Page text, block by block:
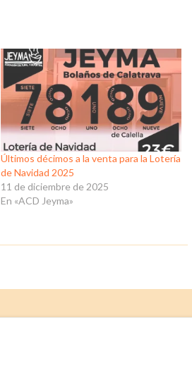
Últimos décimos a la venta para la Lotería
de Navidad 2025
11 de diciembre de 2025
En «ACD Jeyma»